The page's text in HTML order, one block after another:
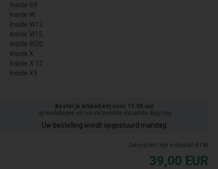
Inside S9
Inside W
Inside W12
Inside W15
Inside W20
Inside X
Inside X 12
Inside X9
Bestel je artikel(en) voor 15.00 uur
op werkdagen en we verzenden dezelfde dag nog
Uw bestelling wordt opgestuurd mandag
De prijzen zijn inclusief BTW
39,00 EUR